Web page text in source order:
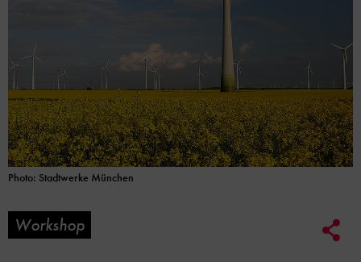
Photo: Stadtwerke München
Workshop